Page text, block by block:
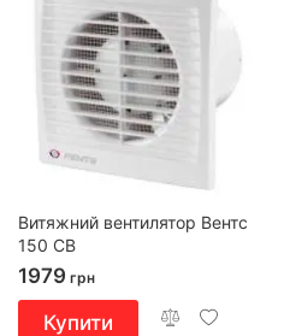
Витяжний вентилятор Вентс
150 СВ
1979 грн
Купити